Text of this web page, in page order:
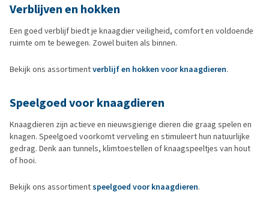
Verblijven en hokken
Een goed verblijf biedt je knaagdier veiligheid, comfort en voldoende
ruimte om te bewegen. Zowel buiten als binnen.
Bekijk ons assortimentverblijf en hokken voor knaagdieren.
Speelgoed voor knaagdieren
Knaagdieren zijn actieve en nieuwsgierige dieren die graag spelen en
knagen. Speelgoed voorkomt verveling en stimuleert hun natuurlijke
gedrag. Denk aan tunnels, klimtoestellen of knaagspeeltjes van hout
of hooi.
Bekijk ons assortimentspeelgoed voor knaagdieren.